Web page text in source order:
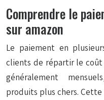
Comprendre le
sur amazon
Le paiement en
clients de répartir le coût
généralement
produits plus chers.